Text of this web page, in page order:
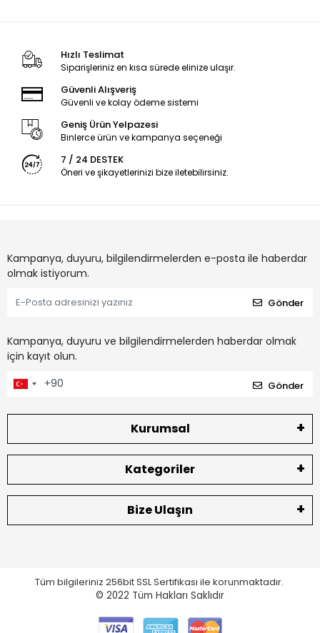
Hızlı Teslimat
Siparişleriniz en kısa sürede elinize ulaşır.
Güvenli Alışveriş
Güvenli ve kolay ödeme sistemi
Geniş Ürün Yelpazesi
Binlerce ürün ve kampanya seçeneği
7 / 24 DESTEK
Öneri ve şikayetlerinizi bize iletebilirsiniz.
Kampanya, duyuru, bilgilendirmelerden e-posta ile haberdar
olmak istiyorum.
Gönder
Kampanya, duyuru ve bilgilendirmelerden haberdar olmak
için kayıt olun.
Gönder
Kurumsal
Kategoriler
Bize Ulaşın
Tüm bilgileriniz 256bit SSL Sertifikası ile korunmaktadır.
© 2022 Tüm Hakları Saklıdır